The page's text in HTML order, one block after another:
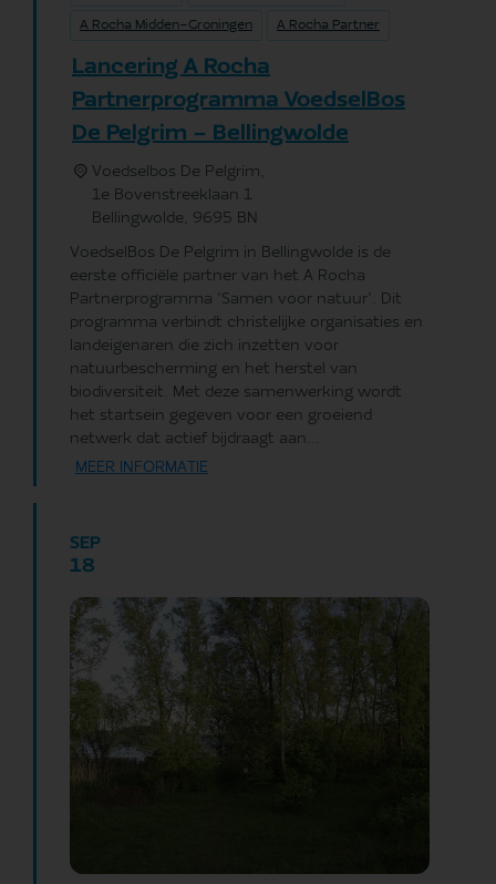
A Rocha Midden-Groningen A Rocha Partner
Lancering A Rocha
Partnerprogramma VoedselBos
De Pelgrim - Bellingwolde
Voedselbos De Pelgrim,
1e Bovenstreeklaan 1
Bellingwolde
9695 BN
VoedselBos De Pelgrim in Bellingwolde is de
eerste officiële partner van het A Rocha
Partnerprogramma 'Samen voor natuur'. Dit
programma verbindt christelijke organisaties en
landeigenaren die zich inzetten voor
natuurbescherming en het herstel van
biodiversiteit. Met deze samenwerking wordt
het startsein gegeven voor een groeiend
netwerk dat actief bijdraagt aan...
MEER INFORMATIE
SEP
18